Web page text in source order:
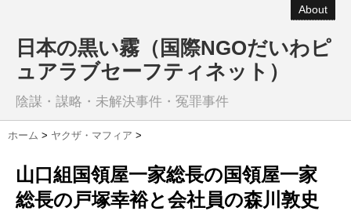
About
日本の黒い霧（国際NGOだいわピ
ュアラブセーフティネット）
陰謀・謀略・未解決事件・冤罪事件
ホーム > ヤクザ・マフィア >
山口組国領屋一家総長の国領屋一家
総長の戸塚幸裕と会社員の森川敦史